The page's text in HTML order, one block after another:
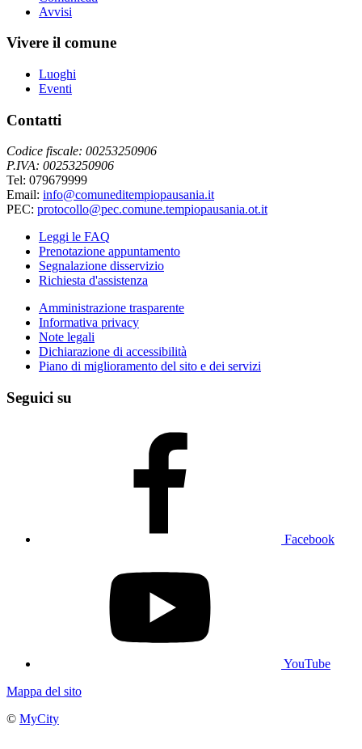
Avvisi
Vivere il comune
Luoghi
Eventi
Contatti
Codice fiscale: 00253250906
P.IVA: 00253250906
Tel: 079679999
Email: info@comuneditempiopausania.it
PEC: protocollo@pec.comune.tempiopausania.ot.it
Leggi le FAQ
Prenotazione appuntamento
Segnalazione disservizio
Richiesta d'assistenza
Amministrazione trasparente
Informativa privacy
Note legali
Dichiarazione di accessibilità
Piano di miglioramento del sito e dei servizi
Seguici su
Facebook
YouTube
Mappa del sito
© MyCity